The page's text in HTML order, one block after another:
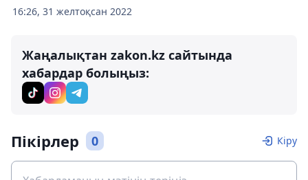
16:26, 31 желтоқсан 2022
Жаңалықтан zakon.kz сайтында
хабардар болыңыз:
Пікірлер 0 Кіру